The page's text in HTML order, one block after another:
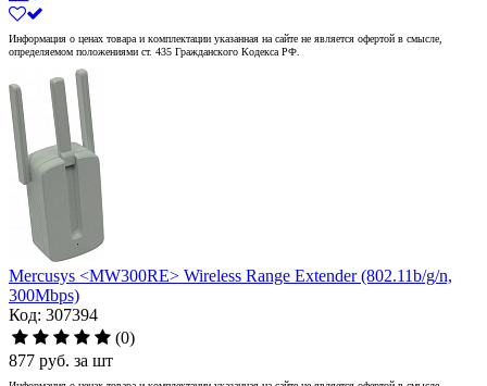
Информация о ценах товара и комплектации указанная на сайте не является офертой в смысле,
определяемом положениями ст. 435 Гражданского Кодекса РФ.
Mercusys <MW300RE> Wireless Range Extender (802.11b/g/n,
300Mbps)
Код: 307394
(0)
877 руб. за шт